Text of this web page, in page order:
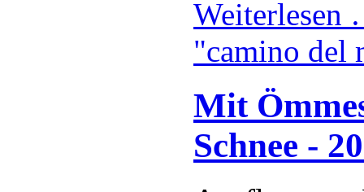
"camino del
Mit
Schnee -